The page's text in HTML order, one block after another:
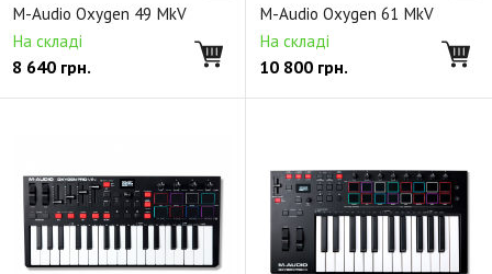
M-Audio Oxygen 49 MkV
На складі
8 640 грн.
M-Audio Oxygen 61 MkV
На складі
10 800 грн.